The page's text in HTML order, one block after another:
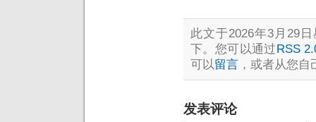
此文于2026年3月29
下。您可以通过RSS
可以留言 ，或者从您自
发表评论